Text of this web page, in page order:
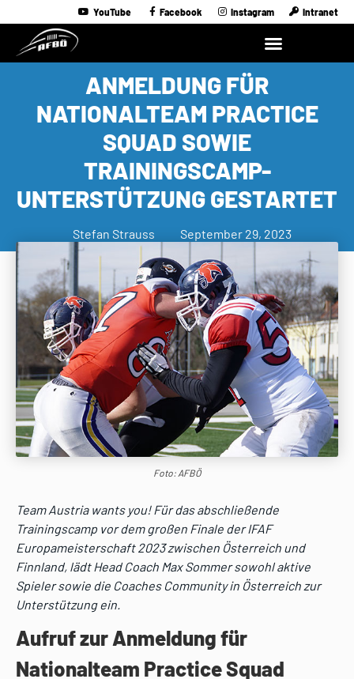
YouTube Facebook Instagram Intranet
ANMELDUNG FÜR
NATIONALTEAM PRACTICE
SQUAD SOWIE
TRAININGSCAMP-
UNTERSTÜTZUNG GESTARTET
Stefan Strauss September 29, 2023
Foto: AFBÖ
Team Austria wants you! Für das abschließende
Trainingscamp vor dem großen Finale der IFAF
Europameisterschaft 2023 zwischen Österreich und
Finnland, lädt Head Coach Max Sommer sowohl aktive
Spieler sowie die Coaches Community in Österreich zur
Unterstützung ein.
Aufruf zur Anmeldung für
Nationalteam Practice Squad